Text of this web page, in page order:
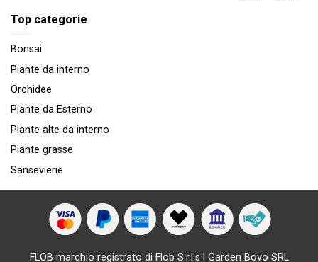
Top categorie
Bonsai
Piante da interno
Orchidee
Piante da Esterno
Piante alte da interno
Piante grasse
Sansevierie
FLOB marchio registrato di Flob S.r.l.s | Garden Bovo SRL